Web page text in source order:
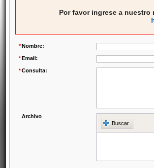
Por favor ingrese a
*Nombre:
*Email:
*Consulta:
Archivo
Buscar